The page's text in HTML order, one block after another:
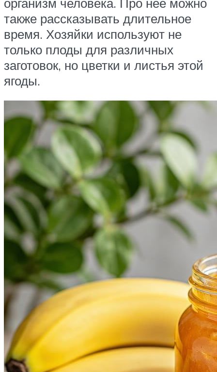
также рассказывать длительное
время. Хозяйки используют не
только плоды для различных
заготовок, но цветки и листья этой
ягоды.